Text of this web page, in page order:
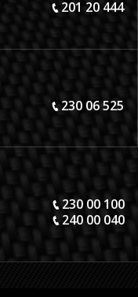
201 20 444
230 06 525
230 00 100
240 00 040